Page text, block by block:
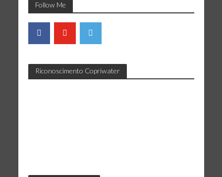
Follow Me
Riconoscimento Copriwater